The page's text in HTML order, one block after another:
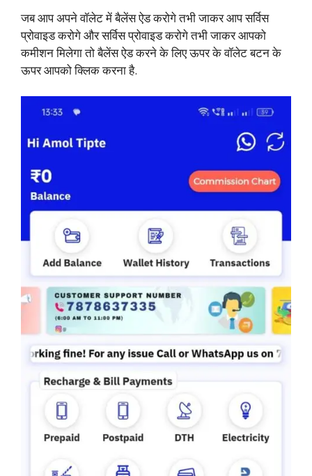
जब आप अपने वॉलेट में बैलेंस ऐड करोगे तभी जाकर आप सर्विस
प्रोवाइड करोगे और सर्विस प्रोवाइड करोगे तभी जाकर आपको
कमीशन मिलेगा तो बैलेंस ऐड करने के लिए ऊपर के वॉलेट बटन के
ऊपर आपको क्लिक करना है.